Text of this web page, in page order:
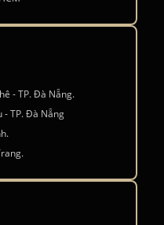
TINH HOA
tín hàng đầu trong lĩnh
trọn gói, cung cấp sản
châu Âu chính hãng với